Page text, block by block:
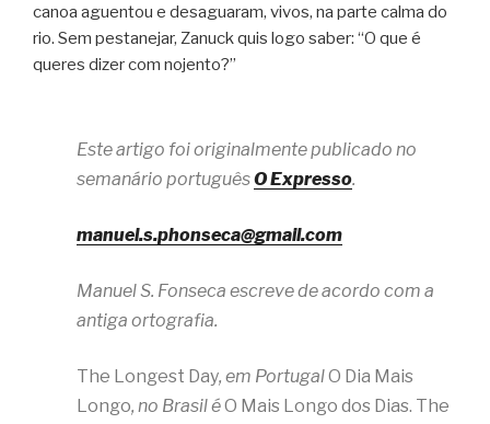
canoa aguen­tou e desa­gua­ram, vivos, na parte calma do
rio. Sem pes­ta­ne­jar, Zanuck quis logo saber: “O que é
que­res dizer com nojento?”
Este artigo foi originalmente publicado no
semanário portuguêsO Expresso.
manuel.s.phonseca@gmail.com
Manuel S. Fonseca escreve de acordo com a
antiga ortografia.
The Longest Day, em PortugalO Dia Mais
Longo, no Brasil éO Mais Longo dos Dias. The